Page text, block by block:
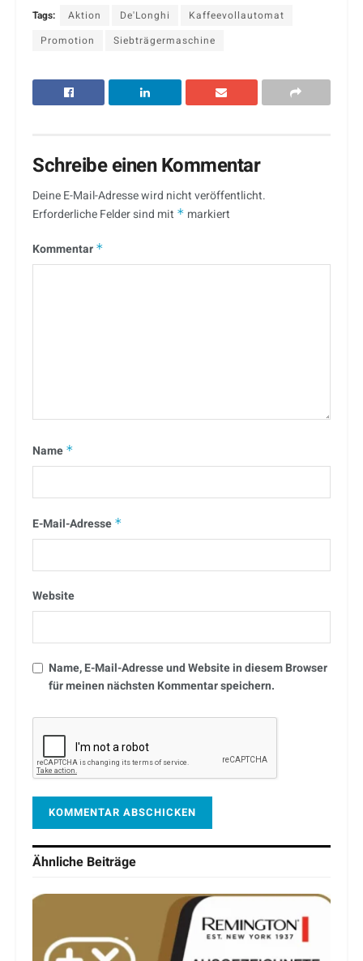
Tags: Aktion De'Longhi
Kaffeevollautomat
Promotion
Siebträgermaschine
Schreibe einen Kommentar
Deine E-Mail-Adresse wird nicht veröffentlicht.
Erforderliche Felder sind mit * markiert
Kommentar *
Name *
E-Mail-Adresse *
Website
Name, E-Mail-Adresse und Website in diesem Browser
für meinen nächsten Kommentar speichern.
Ähnliche Beiträge